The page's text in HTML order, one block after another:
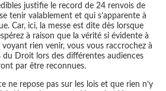
justifie le record de 24 renvois de
tenir valablement et qui s’apparente à
Car, ici, la messe est dite dès lorsque
à raison que la vérité si évidente à
rien venir, vous vous raccrochez à
du Droit lors des différentes audiences
par être reconnues.
ne repose pas sur les lois et que rien n’y